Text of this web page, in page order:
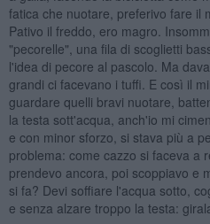
fatica che nuotare, preferivo fare il
Pativo il freddo, ero magro.
"pecorelle", una fila di scoglietti
l'idea di pecore al pascolo. Ma
grandi ci facevano i tuffi. E così il
guardare quelli bravi nuotare,
la testa sott'acqua, anch'io mi
e con minor sforzo, si stava più a
problema: come cazzo si faceva a
prendevo ancora, poi scoppiavo e
si fa? Devi soffiare l'acqua sotto,
e senza alzare troppo la testa: